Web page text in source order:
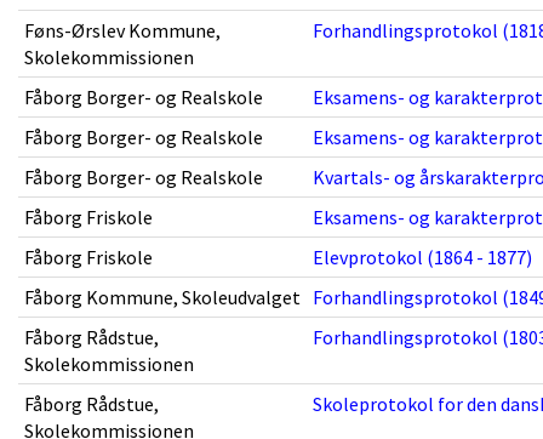
Føns-Ørslev Kommune,
Skolekommissionen
Forhandlingsprotokol
Fåborg Borger- og Realskole
Eksamens- og
Fåborg Borger- og Realskole
Eksamens- og
Fåborg Borger- og Realskole
Kvartals- og
Fåborg Friskole
Eksamens- og
Fåborg Friskole
Elevprotokol (1864 - 1877)
Fåborg Kommune, Skoleudvalget Forhandlingsprotokol
Fåborg Rådstue,
Skolekommissionen
Forhandlingsprotokol
Fåborg Rådstue,
Skolekommissionen
Skoleprotokol for den